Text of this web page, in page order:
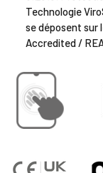
Technologie
se déposent sur
Accredited /